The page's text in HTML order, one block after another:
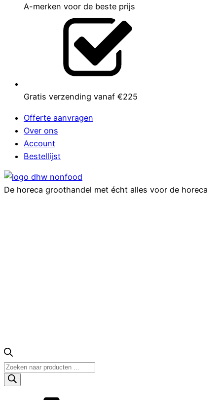
A-merken voor de beste prijs
Gratis verzending vanaf €225
Offerte aanvragen
Over ons
Account
Bestellijst
De horeca groothandel met écht alles voor de horeca
Producten
zoeken